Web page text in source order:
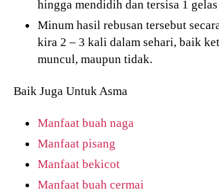
hingga mendidih dan tersisa 1
Minum hasil rebusan tersebut
kira 2 – 3 kali dalam sehari, baik
muncul, maupun tidak.
Baik Juga Untuk Asma
Manfaat buah naga
Manfaat pisang
Manfaat bekicot
Manfaat buah cermai